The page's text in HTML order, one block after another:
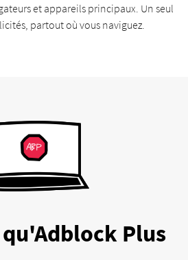
et appareils principaux. Un seul
partout où vous naviguez.
Plus